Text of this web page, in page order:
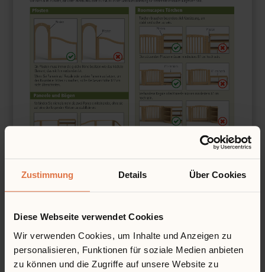
Zustimmung Details Über Cookies
Diese Webseite verwendet Cookies
Wir verwenden Cookies, um Inhalte und Anzeigen zu
personalisieren, Funktionen für soziale Medien anbieten
zu können und die Zugriffe auf unsere Website zu